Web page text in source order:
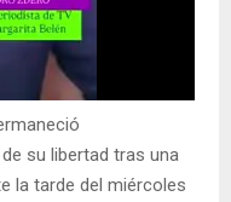
su libertad tras una
la tarde del miércoles